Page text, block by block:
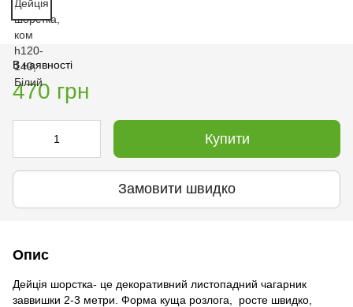
В наявності
470 грн
Купити
Замовити швидко
Опис
Дейція шорстка- це декоративний листопадний чагарник
заввишки 2-3 метри. Форма куща розлога, росте швидко,